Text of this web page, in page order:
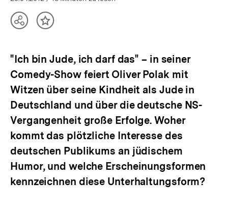
TeilenInhalt
"Ich bin Jude, ich darf das" – in seiner
Comedy-Show feiert Oliver Polak mit
Witzen über seine Kindheit als Jude in
Deutschland und über die deutsche NS-
Vergangenheit große Erfolge. Woher
kommt das plötzliche Interesse des
deutschen Publikums an jüdischem
Humor, und welche Erscheinungsformen
kennzeichnen diese Unterhaltungsform?